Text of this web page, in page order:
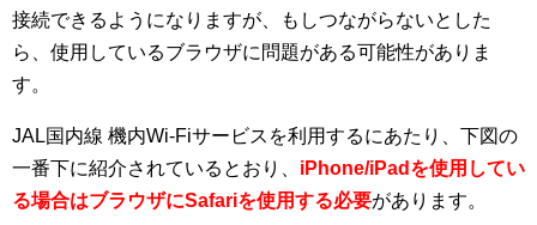
接続できるようになりますが、もしつながらないとした
ら、使用しているブラウザに問題がある可能性がありま
す。
JAL国内線 機内Wi-Fiサービスを利用するにあたり、下図の
一番下に紹介されているとおり、 iPhone/iPadを使用してい
る場合はブラウザにSafariを使用する必要があります。